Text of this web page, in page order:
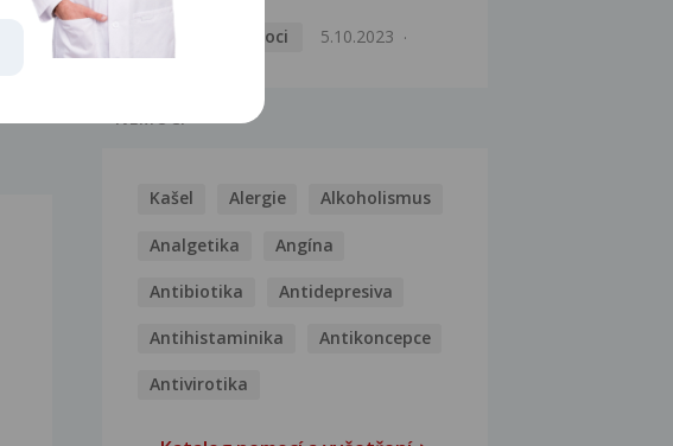
Pohlavní nemoci
5.10.2023
NEMOCI
Kašel Alergie Alkoholismus
Analgetika Angína
Antibiotika Antidepresiva
Antihistaminika Antikoncepce
Antivirotika